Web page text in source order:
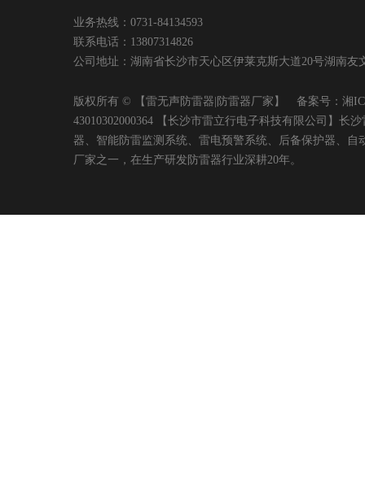
业务热线：0731-84134593
联系电话：13807314826
公司地址：湖南省长沙市天心区伊莱克斯大道20号湖南
版权所有 © 【雷无声防雷器|防雷器厂家】 备案号： 湘
43010302000364 【长沙市雷立行电子科技有限公司】长
器、智能防雷监测系统、雷电预警系统、后备保护器、
厂家之一，在生产研发防雷器行业深耕20年。